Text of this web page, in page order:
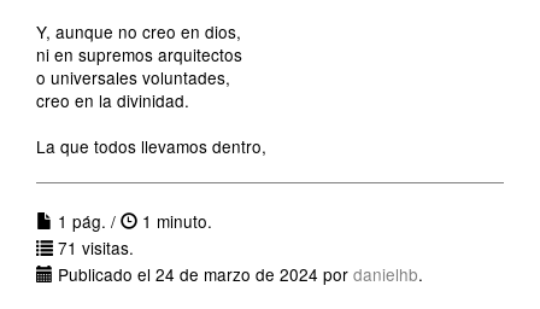
Y, aunque no creo en dios,
ni en supremos arquitectos
o universales voluntades,
creo en la divinidad.
La que todos llevamos dentro,
1 pág. /
1 minuto.
71 visitas.
Publicado el 24 de marzo de 2024 por danielhb.